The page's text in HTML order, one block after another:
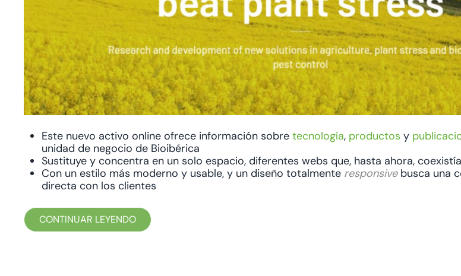
Este nuevo activo online ofrece información sobre tecnología, productos y
unidad de negocio de Bioibérica
Sustituye y concentra en un solo espacio, diferentes webs que, hasta ahora,
Con un estilo más moderno y usable, y un diseño totalmente responsivebusca una
directa con los clientes
CONTINUAR LEYENDO